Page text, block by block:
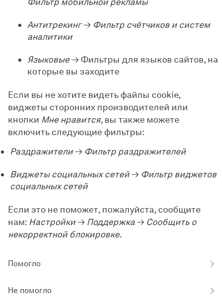
Антитрекинг→ Фильтр счётчиков и систем
аналитики
Языковые→ Фильтры для языков сайтов, на
которые вы заходите
Если вы не хотите видеть файлы cookie,
виджеты сторонних производителей или
кнопки Мне нравится, вы также можете
включить следующие фильтры:
Раздражители→ Фильтр раздражителей
Виджеты социальных сетей→ Фильтр виджетов
социальных сетей
Если это не поможет, пожалуйста, сообщите
нам: Настройки→ Поддержка→ Сообщить о
некорректной блокировке.
Помогло
Не помогло